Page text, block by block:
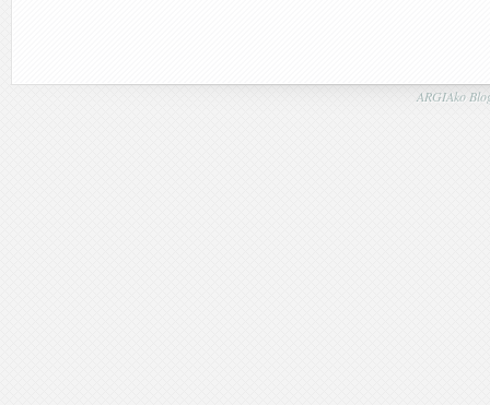
ARGIAko